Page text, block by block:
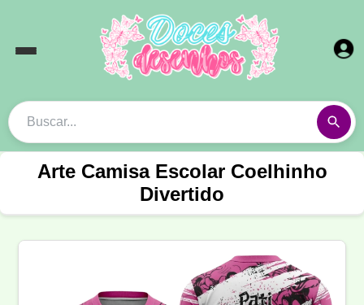
Arte Camisa Escolar Coelhinho
Divertido